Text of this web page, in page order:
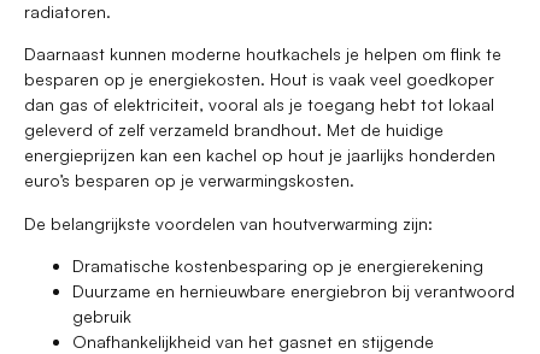
radiatoren.
Daarnaast kunnen moderne houtkachels je helpen om flink te
besparen op je energiekosten. Hout is vaak veel goedkoper
dan gas of elektriciteit, vooral als je toegang hebt tot lokaal
geleverd of zelf verzameld brandhout. Met de huidige
energieprijzen kan een kachel op hout je jaarlijks honderden
euro’s besparen op je verwarmingskosten.
De belangrijkste voordelen van houtverwarming zijn:
Dramatische kostenbesparing op je energierekening
Duurzame en hernieuwbare energiebron bij verantwoord
gebruik
Onafhankelijkheid van het gasnet en stijgende